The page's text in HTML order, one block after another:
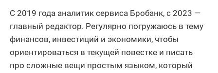
С 2019 года аналитик сервиса Бробанк, c 2023 —
главный редактор. Регулярно погружаюсь в тему
финансов, инвестиций и экономики, чтобы
ориентироваться в текущей повестке и писать
про сложные вещи простым языком, который